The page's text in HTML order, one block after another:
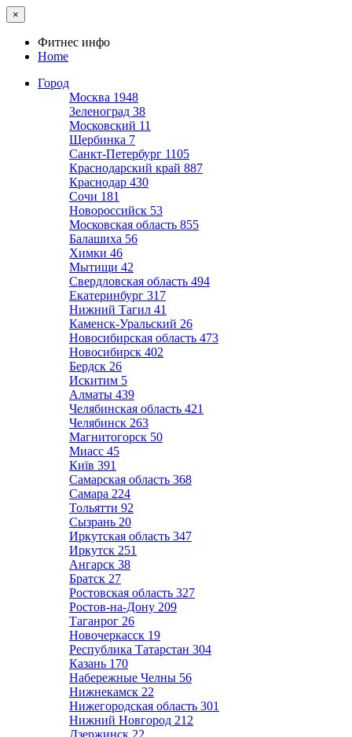
×
Фитнес инфо
Home
Город
Москва 1948
Зеленоград 38
Московский 11
Щербинка 7
Санкт-Петербург 1105
Краснодарский край 887
Краснодар 430
Сочи 181
Новороссийск 53
Московская область 855
Балашиха 56
Химки 46
Мытищи 42
Свердловская область 494
Екатеринбург 317
Нижний Тагил 41
Каменск-Уральский 26
Новосибирская область 473
Новосибирск 402
Бердск 26
Искитим 5
Алматы 439
Челябинская область 421
Челябинск 263
Магнитогорск 50
Миасс 45
Київ 391
Самарская область 368
Самара 224
Тольятти 92
Сызрань 20
Иркутская область 347
Иркутск 251
Ангарск 38
Братск 27
Ростовская область 327
Ростов-на-Дону 209
Таганрог 26
Новочеркасск 19
Республика Татарстан 304
Казань 170
Набережные Челны 56
Нижнекамск 22
Нижегородская область 301
Нижний Новгород 212
Дзержинск 22